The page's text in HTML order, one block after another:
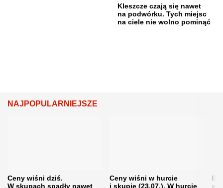
Kleszcze czają się nawet
na podwórku. Tych miejsc
na ciele nie wolno pominąć
NAJPOPULARNIEJSZE
Ceny wiśni dziś.
W skupach spadły nawet
Ceny wiśni w hurcie
i skupie (23.07.). W hurcie